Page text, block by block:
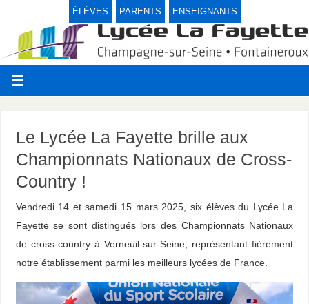
ÉLÈVES PARENTS ENSEIGNANTS
Le Lycée La Fayette brille aux
Championnats Nationaux de Cross-
Country !
Vendredi 14 et samedi 15 mars 2025, six élèves du Lycée La
Fayette se sont distingués lors des Championnats Nationaux
de cross-country à Verneuil-sur-Seine, représentant fièrement
notre établissement parmi les meilleurs lycées de France.